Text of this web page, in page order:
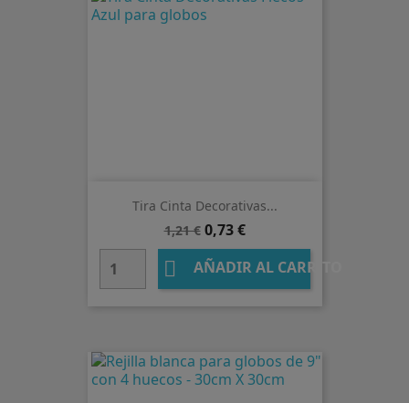
Tira Cinta Decorativas...
Precio
base
1,21 € Precio
0,73 €
 AÑADIR AL CARRITO